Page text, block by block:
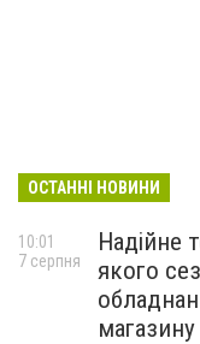
ОСТАННІ НОВИНИ
Надійне
якого
10:01
7 серпня